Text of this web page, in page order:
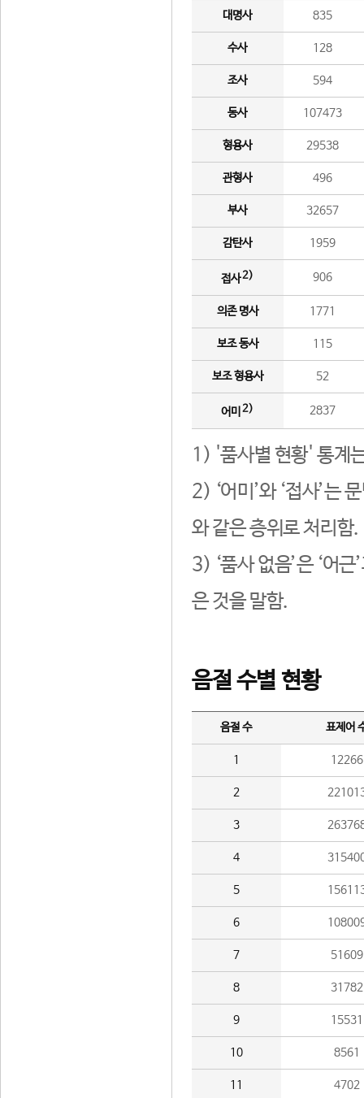
대명사 835
수사 128
조사 594
동사 107473
형용사 29538
관형사 496
부사 32657
감탄사 1959
접사2) 906
의존 명사 1771
보조 동사 115
보조 형용사 52
어미 2) 2837
1) '품사별 현황' 통계
2) ‘어미’와 ‘접사’는
와 같은 층위로 처리함.
3) ‘품사 없음’은 ‘어
은 것을 말함.
음절 수별 현황
음절 수 표제어
1 12266
2
3
4
5
6
7 51609
8 31782
9 15531
10 8561
11 4702